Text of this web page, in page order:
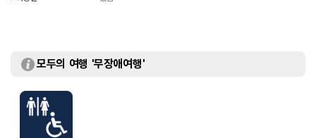
모두의 여행 '무장애여행'